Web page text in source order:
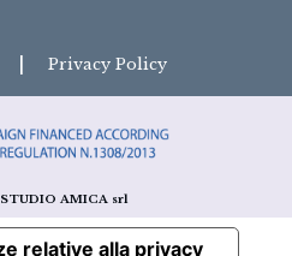
| Privacy Policy
STUDIO AMICA srl
relative alla privacy